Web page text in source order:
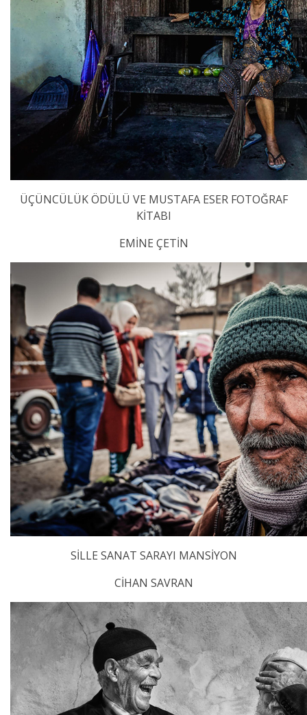
ÜÇÜNCÜLÜK ÖDÜLÜ VE MUSTAFA ESER FOTOĞRAF
KİTABI
EMİNE ÇETİN
SİLLE SANAT SARAYI MANSİYON
CİHAN SAVRAN